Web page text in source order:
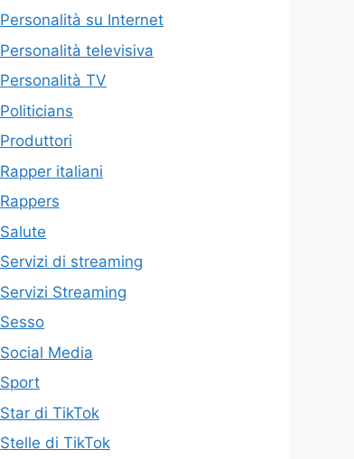
Personalità su Internet
Personalità televisiva
Personalità TV
Politicians
Produttori
Rapper italiani
Rappers
Salute
Servizi di streaming
Servizi Streaming
Sesso
Social Media
Sport
Star di TikTok
Stelle di TikTok